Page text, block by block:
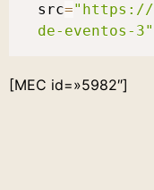
src="https://
de-eventos-3"